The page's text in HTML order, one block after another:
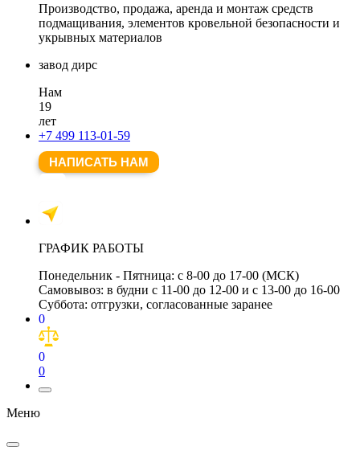
Производство, продажа, аренда и монтаж средств
подмащивания, элементов кровельной безопасности и
укрывных материалов
завод дирс
Нам
19
лет
+7 499 113-01-59
НАПИСАТЬ НАМ
ГРАФИК РАБОТЫ
Понедельник - Пятница: с 8-00 до 17-00 (МСК)
Самовывоз: в будни с 11-00 до 12-00 и с 13-00 до 16-00
Суббота: отгрузки, согласованные заранее
0
0
0
Меню